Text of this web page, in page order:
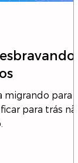
para o
para trás não